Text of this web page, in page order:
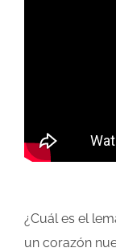
¿Cuál es el
un corazón